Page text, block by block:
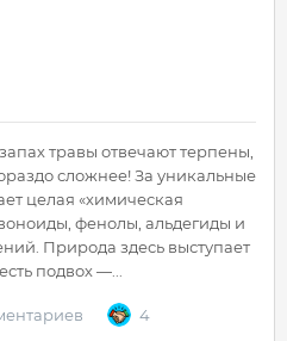
травы отвечают терпены,
сложнее! За уникальные
целая «химическая
фенолы, альдегиды и
Природа здесь выступает
подвох —...
4